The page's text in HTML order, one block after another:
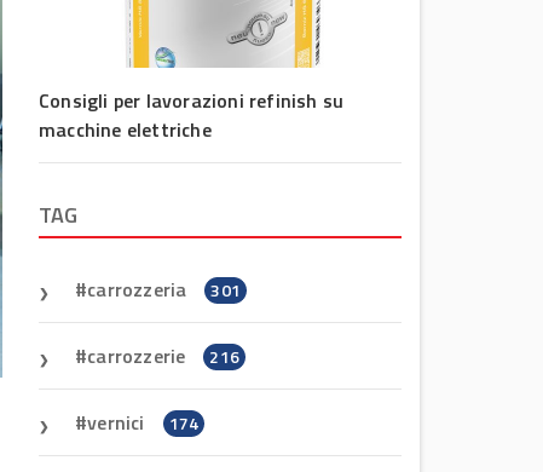
Consigli per lavorazioni refinish su
macchine elettriche
TAG
carrozzeria 301
carrozzerie 216
vernici 174